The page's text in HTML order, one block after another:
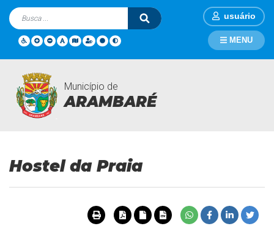
usuário
Município de
ARAMBARÉ
MENU
Turismo Página Inicial
Hostel da Praia